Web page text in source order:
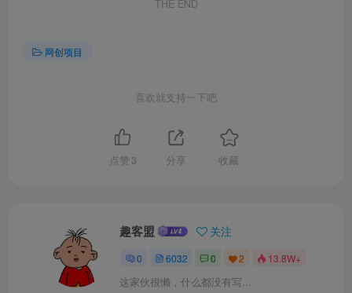
THE END
网创项目
喜欢就支持一下吧
点赞 3 分享 收藏
趣客盟 关注
0 6032 0 2 13.8W+
这家伙很懒，什么都没有写...